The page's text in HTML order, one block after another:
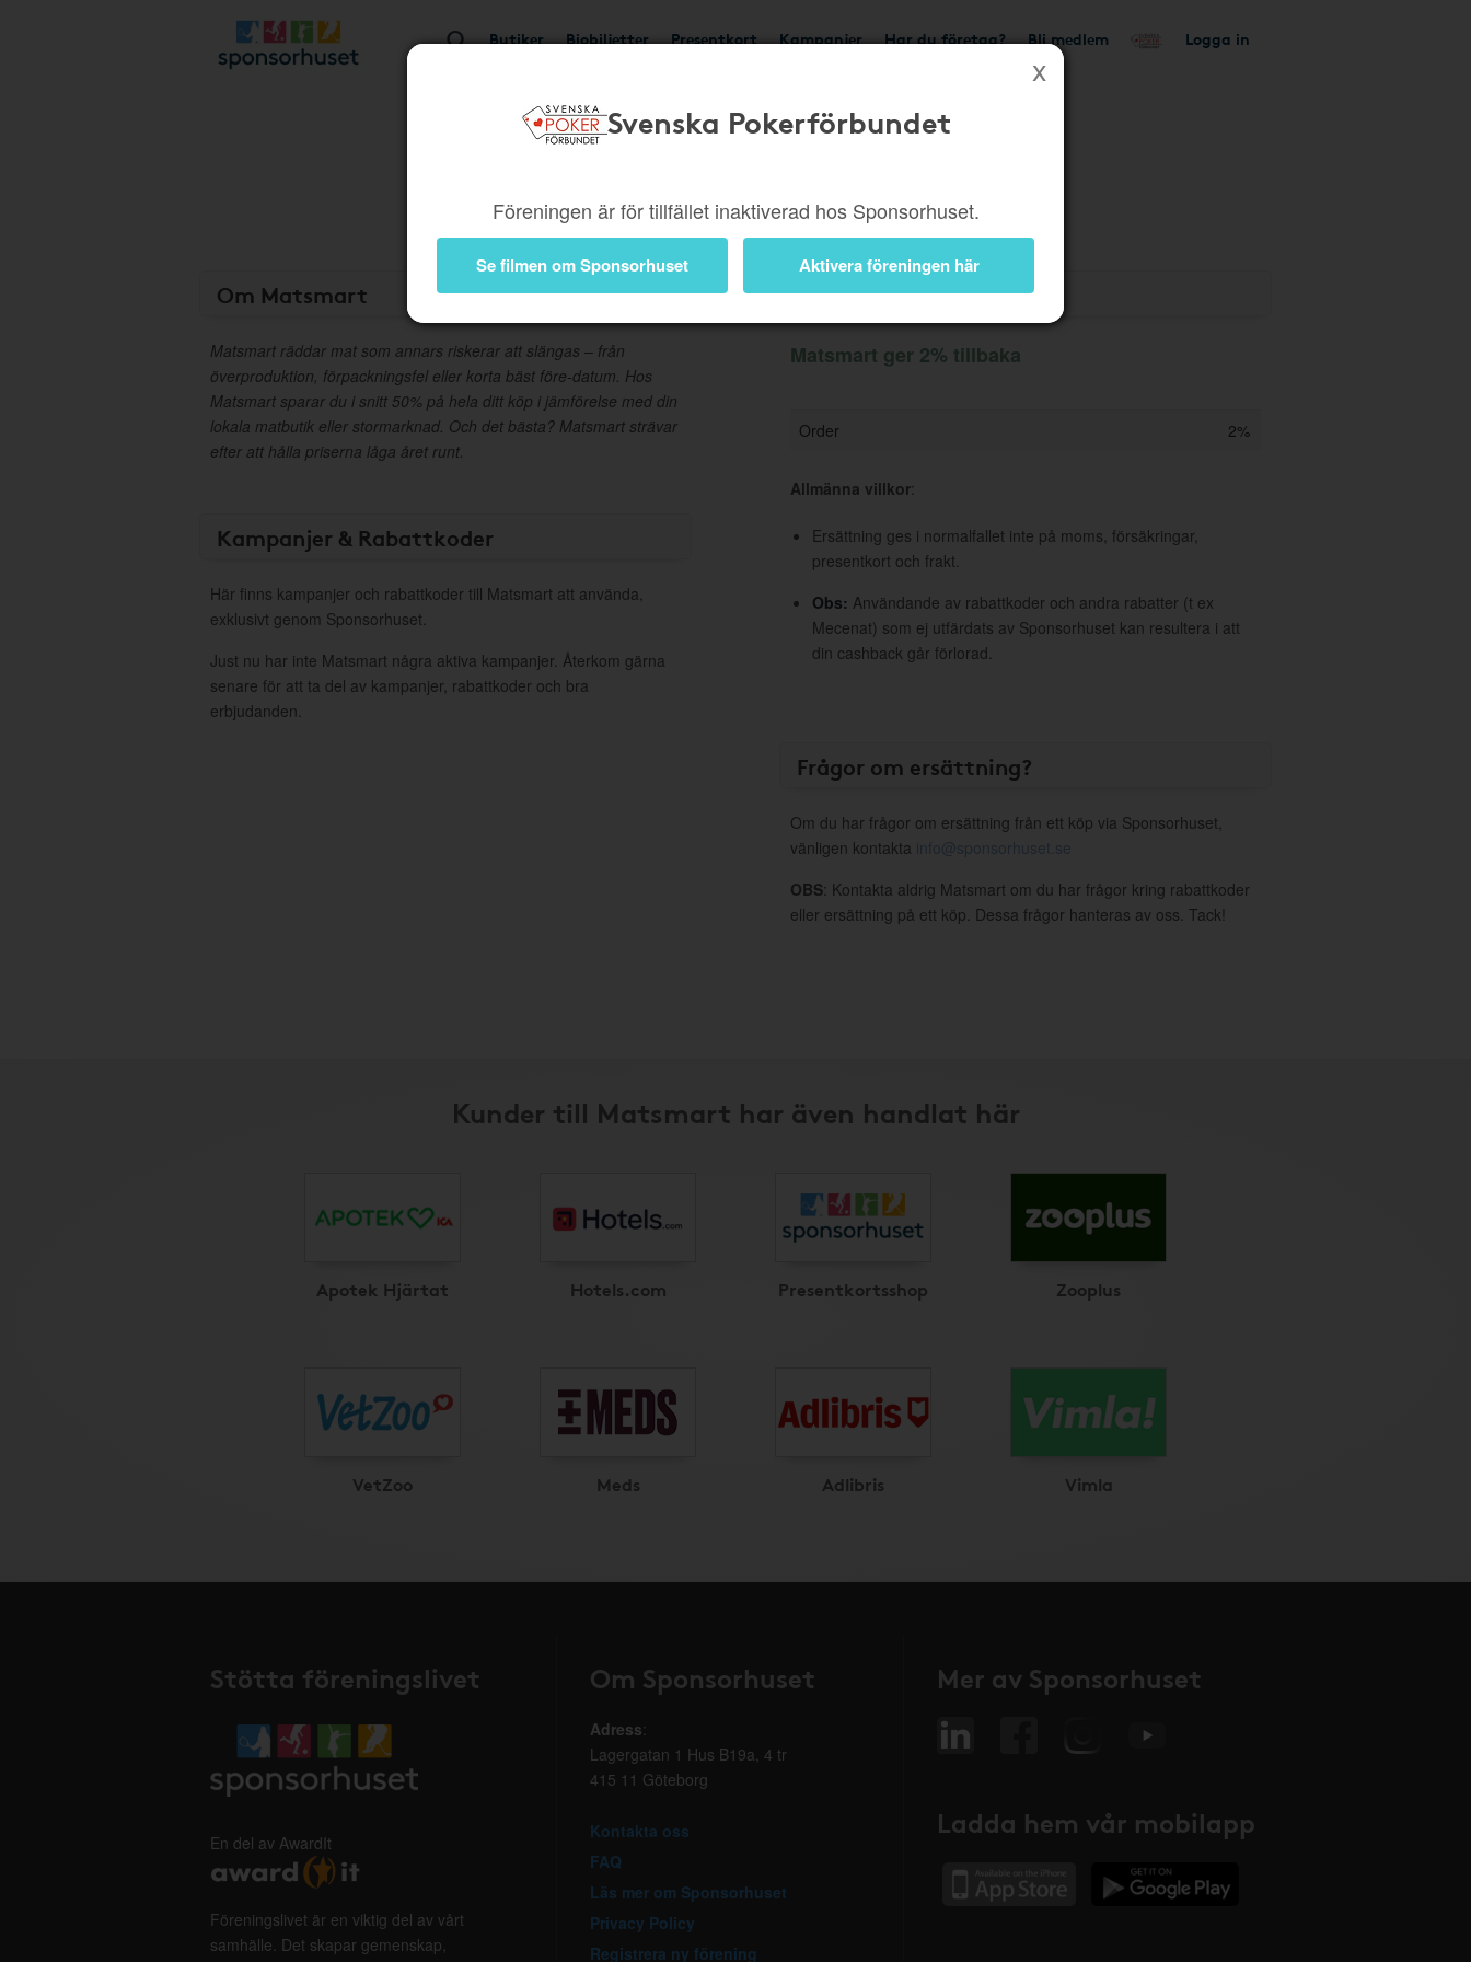
Butiker Biobiljetter Presentkort Kampanjer Har du företag? Bli medlem Logga in
Svenska Pokerförbundet
Föreningen är för tillfället inaktiverad hos Sponsorhuset.
Se filmen om Sponsorhuset Aktivera föreningen här
Om Matsmart
Matsmart räddar mat som annars riskerar att slängas – från
överproduktion, förpackningsfel eller korta bäst före-datum. Hos
Matsmart sparar du i snitt 50% på hela ditt köp i jämförelse med din
lokala matbutik eller stormarknad. Och det bästa? Matsmart strävar
efter att hålla priserna låga året runt.
Kampanjer & Rabattkoder
Här finns kampanjer och rabattkoder till Matsmart att använda,
exklusivt genom Sponsorhuset.
Just nu har inte Matsmart några aktiva kampanjer. Återkom gärna
senare för att ta del av kampanjer, rabattkoder och bra
erbjudanden.
Information
Matsmart ger 2% tillbaka
Order 2%
Allmänna villkor:
Ersättning ges i normalfallet inte på moms, försäkringar,
presentkort och frakt.
Obs: Användande av rabattkoder och andra rabatter (t ex
Mecenat) som ej utfärdats av Sponsorhuset kan resultera i att
din cashback går förlorad.
Frågor om ersättning?
Om du har frågor om ersättning från ett köp via Sponsorhuset,
vänligen kontakta info@sponsorhuset.se
OBS: Kontakta aldrig Matsmart om du har frågor kring rabattkoder
eller ersättning på ett köp. Dessa frågor hanteras av oss. Tack!
Kunder till Matsmart har även handlat här
Apotek Hjärtat Hotels.com Presentkortsshop Zooplus
VetZoo Meds Adlibris Vimla
Stötta föreningslivet
En del av AwardIt
Föreningslivet är en viktig del av vårt
samhälle. Det skapar gemenskap,
Om Sponsorhuset
Adress:
Lagergatan 1 Hus B19a, 4 tr
415 11 Göteborg
Kontakta oss
FAQ
Läs mer om Sponsorhuset
Privacy Policy
Registrera ny förening
Mer av Sponsorhuset
Ladda hem vår mobilapp